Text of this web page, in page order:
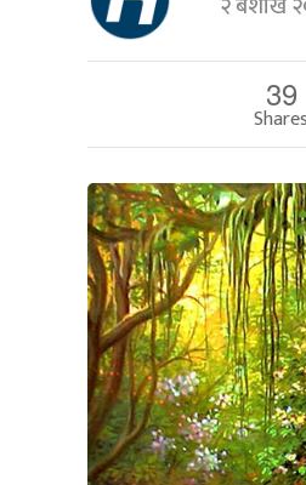
२ बैशाख
39
Shares